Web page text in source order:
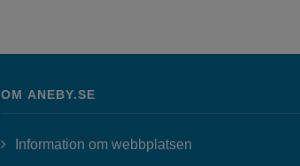
OM ANEBY.SE
Information om webbplatsen